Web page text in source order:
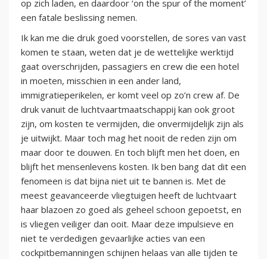
op zich laden, en daardoor ‘on the spur of the moment’
een fatale beslissing nemen.
Ik kan me die druk goed voorstellen, de sores van vast
komen te staan, weten dat je de wettelijke werktijd
gaat overschrijden, passagiers en crew die een hotel
in moeten, misschien in een ander land,
immigratieperikelen, er komt veel op zo’n crew af. De
druk vanuit de luchtvaartmaatschappij kan ook groot
zijn, om kosten te vermijden, die onvermijdelijk zijn als
je uitwijkt. Maar toch mag het nooit de reden zijn om
maar door te douwen. En toch blijft men het doen, en
blijft het mensenlevens kosten. Ik ben bang dat dit een
fenomeen is dat bijna niet uit te bannen is. Met de
meest geavanceerde vliegtuigen heeft de luchtvaart
haar blazoen zo goed als geheel schoon gepoetst, en
is vliegen veiliger dan ooit. Maar deze impulsieve en
niet te verdedigen gevaarlijke acties van een
cockpitbemanningen schijnen helaas van alle tijden te